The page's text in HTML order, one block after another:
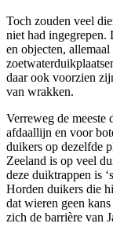
Toch zouden veel
niet had ingegrepen.
en objecten,
daar ook voorzien
van wrakken.
Verreweg de meeste
afdaallijn en voor
duikers op dezelfde
Zeeland is op veel
deze duiktrappen is
Horden duikers die
dat wieren geen
zich de barrière van